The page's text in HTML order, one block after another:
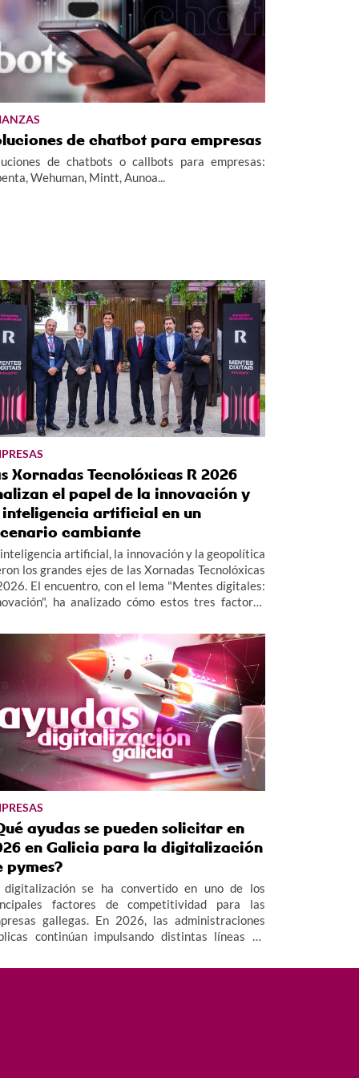
de chatbot para empresas
de chatbots o callbots para empresas:
Wehuman, Mintt, Aunoa...
Xornadas Tecnolóxicas R 2026
el papel de la innovación y
artificial en un
cambiante
artificial, la innovación y la geopolítica
los grandes ejes de las Xornadas Tecnolóxicas
El encuentro, con el lema "Mentes digitales:
ha analizado cómo estos tres factores
ayudas se pueden solicitar en
en Galicia para la digitalización
pymes?
digitalización se ha convertido en uno de los
factores de competitividad para las
gallegas. En 2026, las administraciones
continúan impulsando distintas líneas de
digitales y fomentar la innovación en el